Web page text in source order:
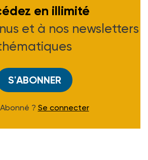
en illimité
et à nos newsletters
S'ABONNER
? Se connecter